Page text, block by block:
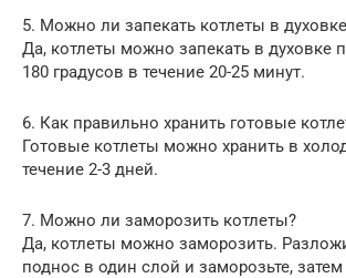
5. Можно ли запекать котлеты в
Да, котлеты можно запекать в духовке
180 градусов в течение 20-25 минут.
6. Как правильно хранить готовые
Готовые котлеты можно хранить в
течение 2-3 дней.
7. Можно ли заморозить котлеты?
Да, котлеты можно заморозить.
поднос в один слой и заморозьте,